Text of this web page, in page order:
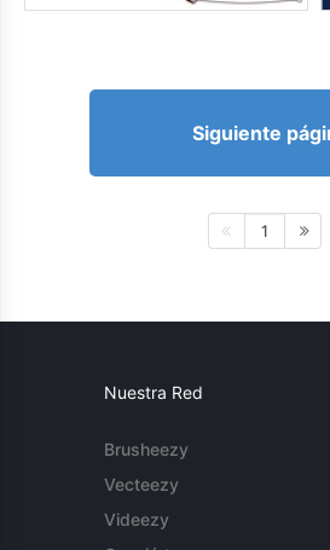
Siguiente
1
Nuestra Red
Brusheezy
Vecteezy
Videezy